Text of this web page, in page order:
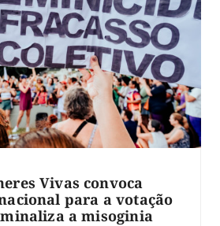
Vivas convoca
para a votação
a misoginia